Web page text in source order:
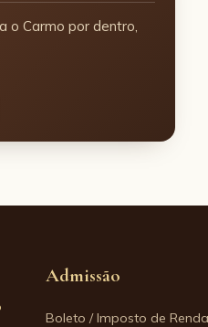
o Carmo por dentro,
Admissão
Boleto / Imposto de Renda